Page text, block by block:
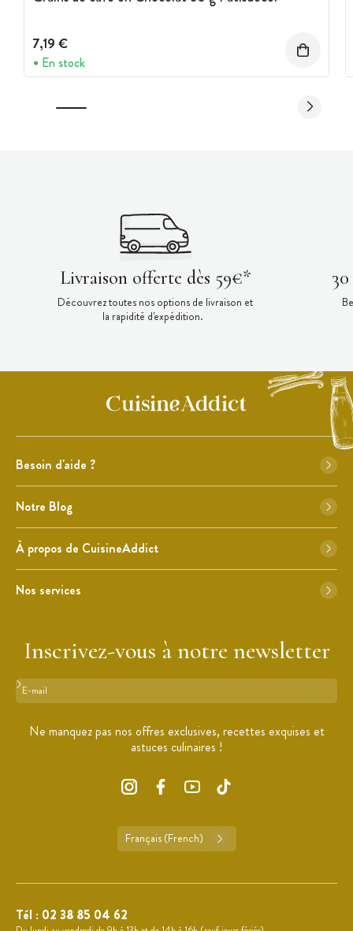
7,19 €
En stock
Livraison offerte dès 59€*
Découvrez toutes nos options de livraison et
la rapidité d'expédition.
Besoin d'aide ?
Notre Blog
À propos de CuisineAddict
Nos services
Inscrivez-vous à notre newsletter
Format : adresse@email.com
Ne manquez pas nos offres exclusives, recettes exquises et
astuces culinaires !
Français (French)
Tél : 02 38 85 04 62